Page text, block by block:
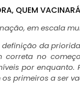
QUEM
em escala
definição da
correta no
por enquanto.
os primeiros a ser